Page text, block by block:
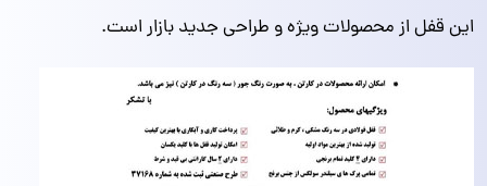
این قفل از محصولات ویژه و طراحی جدید بازار است.